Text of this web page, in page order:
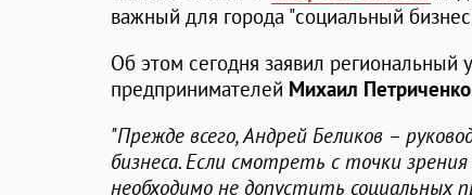
важный для города "социальный
Об этом сегодня заявил
предпринимателей Михаил Петриченко
"Прежде всего, Андрей Беликов –
бизнеса. Если смотреть с точки
необходимо не допустить социальных